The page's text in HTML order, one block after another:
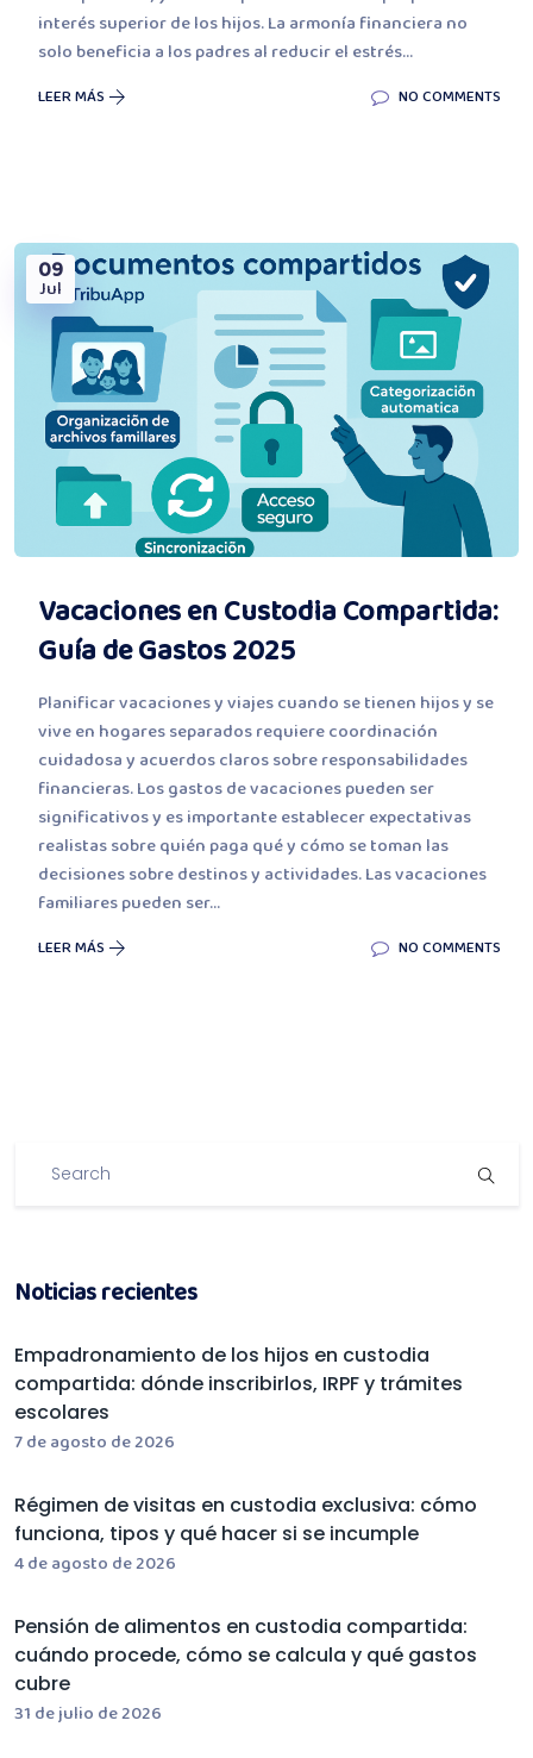
interés superior de los hijos. La armonía financiera no
solo beneficia a los padres al reducir el estrés...
LEER MÁS NO COMMENTS
09
Jul
Vacaciones en Custodia Compartida:
Guía de Gastos 2025
Planificar vacaciones y viajes cuando se tienen hijos y se
vive en hogares separados requiere coordinación
cuidadosa y acuerdos claros sobre responsabilidades
financieras. Los gastos de vacaciones pueden ser
significativos y es importante establecer expectativas
realistas sobre quién paga qué y cómo se toman las
decisiones sobre destinos y actividades. Las vacaciones
familiares pueden ser...
LEER MÁS NO COMMENTS
Noticias recientes
Empadronamiento de los hijos en custodia
compartida: dónde inscribirlos, IRPF y trámites
escolares
7 de agosto de 2026
Régimen de visitas en custodia exclusiva: cómo
funciona, tipos y qué hacer si se incumple
4 de agosto de 2026
Pensión de alimentos en custodia compartida:
cuándo procede, cómo se calcula y qué gastos
cubre
31 de julio de 2026